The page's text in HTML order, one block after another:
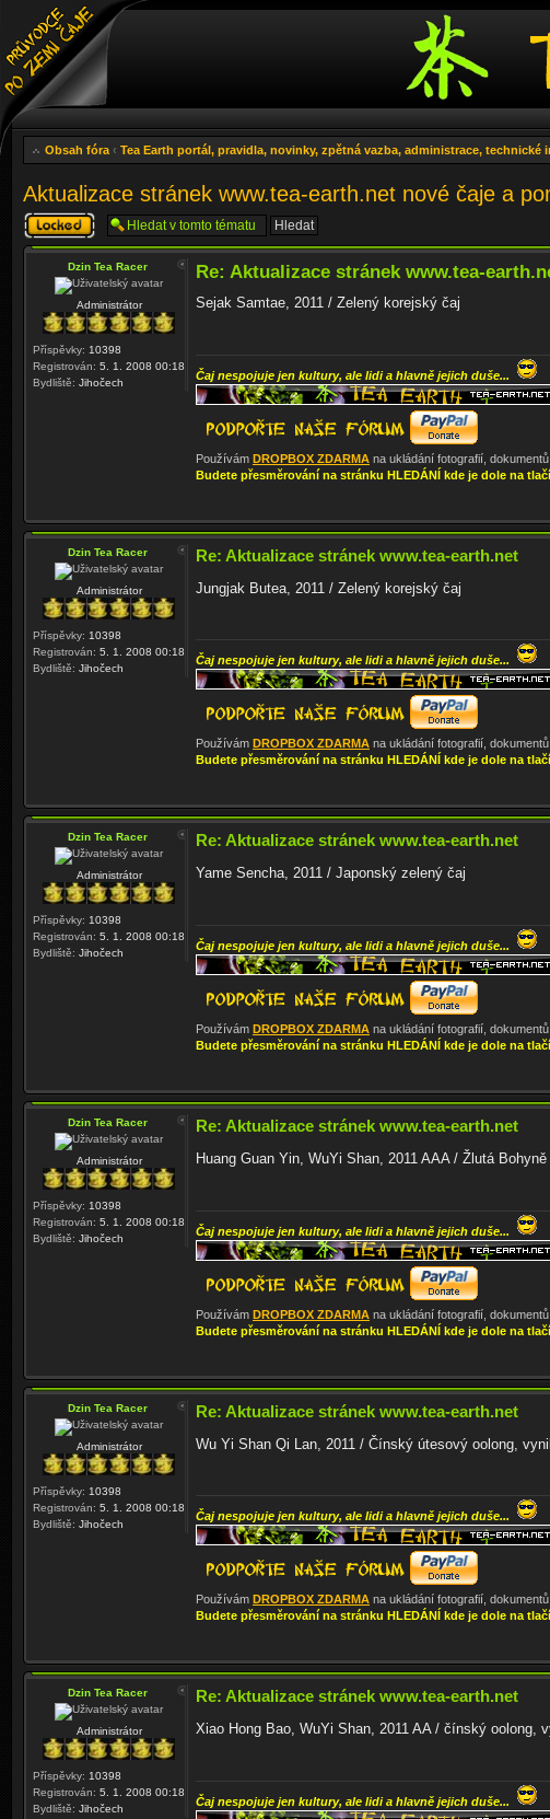
Obsah fóra ‹ Tea Earth portál, pravidla, novinky, zpětná vazba, administrace, technické
Aktualizace stránek www.tea-earth.net nové čaje a
Téma
uzamknuto
Dzin Tea Racer
Administrátor
Příspěvky: 10398
Registrován: 5. 1. 2008 00:18
Bydliště: Jihočech
Re: Aktualizace stránek www.tea-
Sejak Samtae, 2011 / Zelený korejský čaj
Čaj nespojuje jen kultury, ale lidi a hlavně jejich duše...
Používám DROPBOX ZDARMA na ukládání fotografií, dokumentů
Budete přesměrování na stránku HLEDÁNÍ kde je dole na
Dzin Tea Racer
Administrátor
Příspěvky: 10398
Registrován: 5. 1. 2008 00:18
Bydliště: Jihočech
Re: Aktualizace stránek www.tea-earth.net
Jungjak Butea, 2011 / Zelený korejský čaj
Čaj nespojuje jen kultury, ale lidi a hlavně jejich duše...
Používám DROPBOX ZDARMA na ukládání fotografií, dokumentů
Budete přesměrování na stránku HLEDÁNÍ kde je dole na
Dzin Tea Racer
Administrátor
Příspěvky: 10398
Registrován: 5. 1. 2008 00:18
Bydliště: Jihočech
Re: Aktualizace stránek www.tea-earth.net
Yame Sencha, 2011 / Japonský zelený čaj
Čaj nespojuje jen kultury, ale lidi a hlavně jejich duše...
Používám DROPBOX ZDARMA na ukládání fotografií, dokumentů
Budete přesměrování na stránku HLEDÁNÍ kde je dole na
Dzin Tea Racer
Administrátor
Příspěvky: 10398
Registrován: 5. 1. 2008 00:18
Bydliště: Jihočech
Re: Aktualizace stránek www.tea-earth.net
Huang Guan Yin, WuYi Shan, 2011 AAA / Žlutá
Čaj nespojuje jen kultury, ale lidi a hlavně jejich duše...
Používám DROPBOX ZDARMA na ukládání fotografií, dokumentů
Budete přesměrování na stránku HLEDÁNÍ kde je dole na
Dzin Tea Racer
Administrátor
Příspěvky: 10398
Registrován: 5. 1. 2008 00:18
Bydliště: Jihočech
Re: Aktualizace stránek www.tea-earth.net
Wu Yi Shan Qi Lan, 2011 / Čínský útesový oolong,
Čaj nespojuje jen kultury, ale lidi a hlavně jejich duše...
Používám DROPBOX ZDARMA na ukládání fotografií,
Budete přesměrování na stránku HLEDÁNÍ kde je dole na
Dzin Tea Racer
Administrátor
Příspěvky: 10398
Registrován: 5. 1. 2008 00:18
Bydliště: Jihočech
Re: Aktualizace stránek www.tea-earth.net
Xiao Hong Bao, WuYi Shan, 2011 AA / čínský oolong,
Čaj nespojuje jen kultury, ale lidi a hlavně jejich duše...